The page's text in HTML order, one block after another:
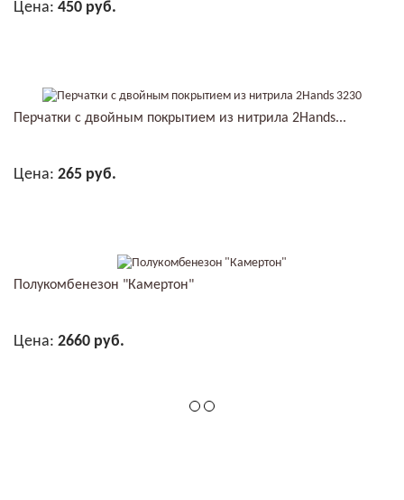
Цена: 450 руб.
Перчатки с двойным покрытием из нитрила 2Hands...
Цена: 265 руб.
Полукомбенезон "Камертон"
Цена: 2660 руб.